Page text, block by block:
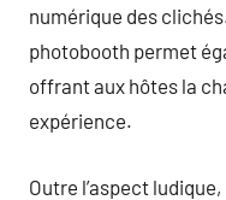
numérique des
photobooth permet
offrant aux hôtes la
expérience.
Outre l’aspect